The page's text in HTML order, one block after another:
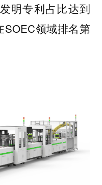
明专利占比达到
SOEC领域排名第